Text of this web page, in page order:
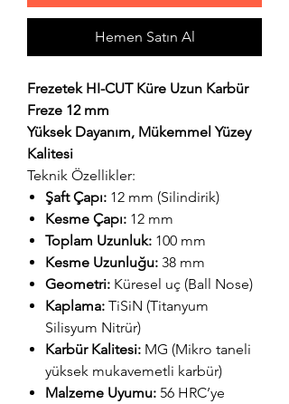
Hemen Satın Al
Frezetek HI-CUT Küre Uzun Karbür
Freze 12 mm
Yüksek Dayanım, Mükemmel Yüzey
Kalitesi
Teknik Özellikler:
Şaft Çapı: 12 mm (Silindirik)
Kesme Çapı: 12 mm
Toplam Uzunluk: 100 mm
Kesme Uzunluğu: 38 mm
Geometri: Küresel uç (Ball Nose)
Kaplama: TiSiN (Titanyum
Silisyum Nitrür)
Karbür Kalitesi: MG (Mikro taneli
yüksek mukavemetli karbür)
Malzeme Uyumu: 56 HRC’ye